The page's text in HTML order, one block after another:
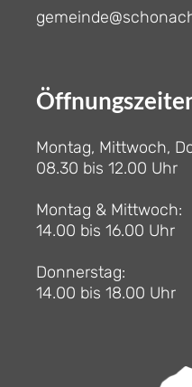
Montag, Mittwoch,
08.30 bis 12.00 Uhr
Montag & Mittwoch:
14.00 bis 16.00 Uhr
Donnerstag:
14.00 bis 18.00 Uhr